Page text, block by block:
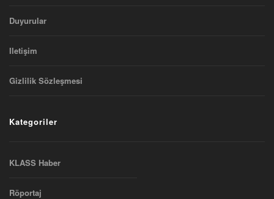
Duyurular
Iletişim
Gizlilik Sözleşmesi
Kategoriler
KLASS Haber
Röportaj